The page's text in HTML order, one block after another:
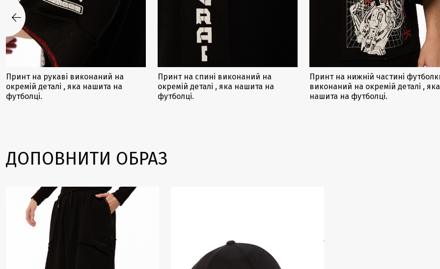
Принт на рукаві виконаний на
окремій деталі , яка нашита на
футболці.
Принт на спині виконаний на
окремій деталі , яка нашита на
футболці.
Принт на нижній частині
виконаний на окремій деталі , яка
нашита на футболці.
ДОПОВНИТИ ОБРАЗ